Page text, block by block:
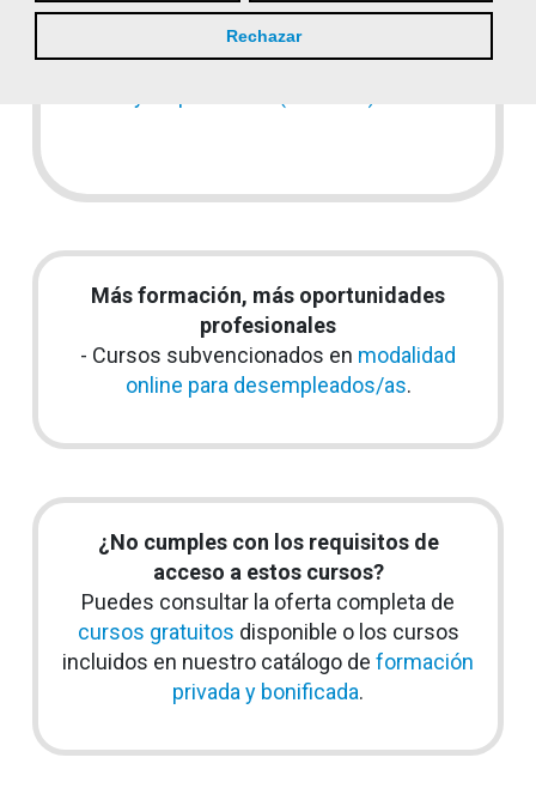
Rechazar
horas)
Técnicas de gestión del servicio de
Más formación, más oportunidades
profesionales
- Cursos subvencionados en modalidad
online para desempleados/as.
¿No cumples con los requisitos de
acceso a estos cursos?
Puedes consultar la oferta completa de
cursos gratuitos disponible o los cursos
incluidos en nuestro catálogo de formación
privada y bonificada.